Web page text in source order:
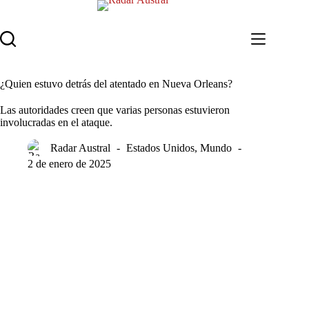
contenido
¿Quien estuvo detrás del atentado en Nueva Orleans?
Las autoridades creen que varias personas estuvieron
involucradas en el ataque.
Radar Austral Estados Unidos, Mundo
2 de enero de 2025